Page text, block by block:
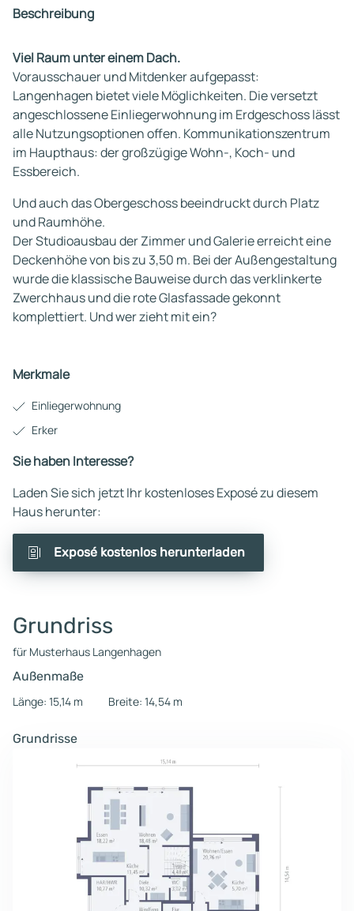
Beschreibung
Viel Raum unter einem Dach.
Vorausschauer und Mitdenker aufgepasst:
Langenhagen bietet viele Möglichkeiten. Die versetzt
angeschlossene Einliegerwohnung im Erdgeschoss lässt
alle Nutzungsoptionen offen. Kommunikationszentrum
im Haupthaus: der großzügige Wohn-, Koch- und
Essbereich.
Und auch das Obergeschoss beeindruckt durch Platz
und Raumhöhe.
Der Studioausbau der Zimmer und Galerie erreicht eine
Deckenhöhe von bis zu 3,50 m. Bei der Außengestaltung
wurde die klassische Bauweise durch das verklinkerte
Zwerchhaus und die rote Glasfassade gekonnt
komplettiert. Und wer zieht mit ein?
Merkmale
Einliegerwohnung
Erker
Sie haben Interesse?
Laden Sie sich jetzt Ihr kostenloses Exposé zu diesem
Haus herunter:
Exposé kostenlos herunterladen
Grundriss
für Musterhaus Langenhagen
Außenmaße
Länge: 15,14 m
Breite: 14,54 m
Grundrisse